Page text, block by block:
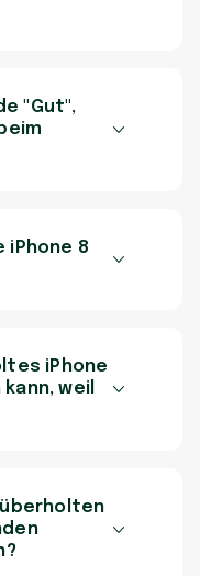
"Gut",
iPhone 8
iPhone
weil